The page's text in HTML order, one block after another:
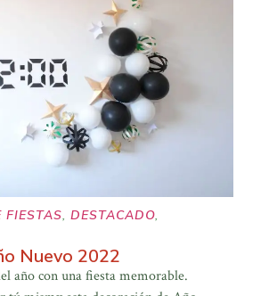
FIESTAS, DESTACADO,
Nuevo 2022
año con una fiesta memorable.